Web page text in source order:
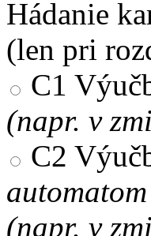
Hádanie
(len pri
C1
(napr. v
C2
automatom
(napr. v